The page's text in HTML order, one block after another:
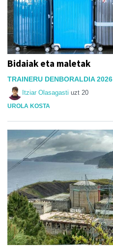
Bidaiak eta maletak
TRAINERU DENBORALDIA 2026
Itziar Olasagasti uzt 20
UROLA KOSTA